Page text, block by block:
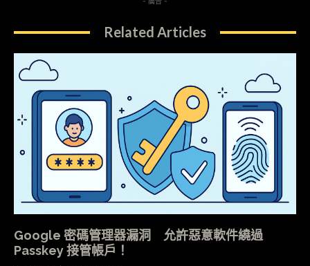
Related Articles
Google 密碼管理器漏洞 允許惡意軟件繞過
Passkey 接管帳戶！